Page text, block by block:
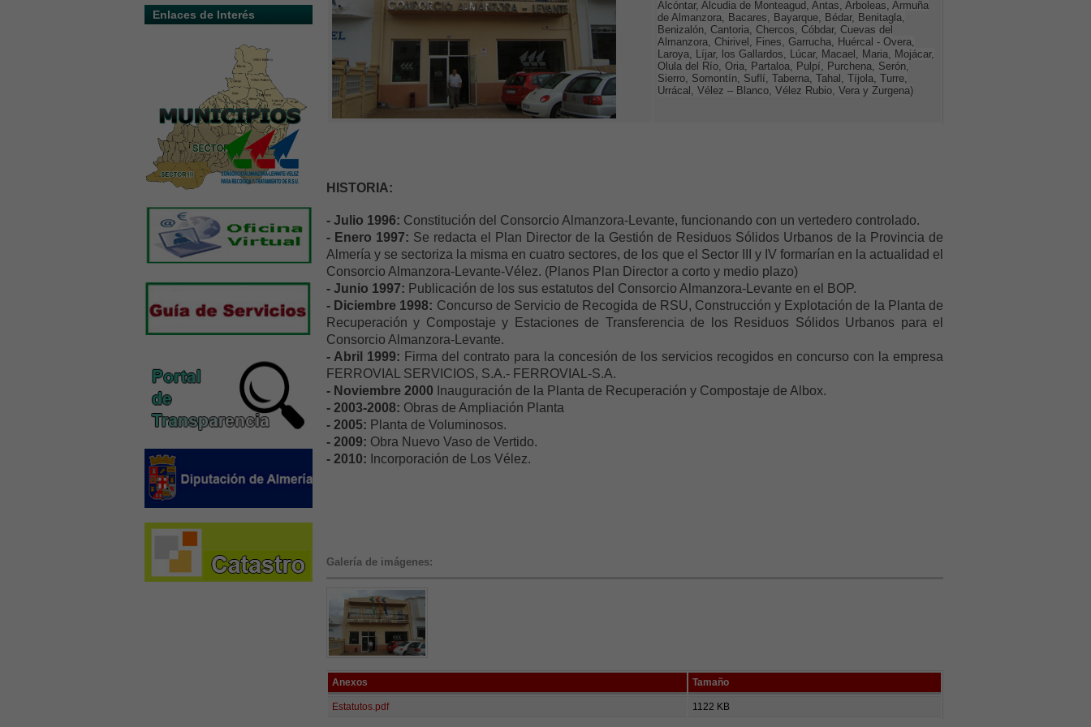
Enlaces de Interés
Alcóntar, Alcudia de Monteagud, Antas, Arboleas, Armuña
de Almanzora, Bacares, Bayarque, Bédar, Benitagla,
Benizalón, Cantoria, Chercos, Cóbdar, Cuevas del
Almanzora, Chirivel, Fines, Garrucha, Huércal - Overa,
Laroya, Líjar, los Gallardos, Lúcar, Macael, Maria, Mojácar,
Olula del Río, Oria, Partaloa, Pulpí, Purchena, Serón,
Sierro, Somontín, Suflí, Taberna, Tahal, Tíjola, Turre,
Urrácal, Vélez – Blanco, Vélez Rubio, Vera y Zurgena)
HISTORIA:
- Julio 1996: Constitución del Consorcio Almanzora-Levante, funcionando con un vertedero controlado.
- Enero 1997: Se redacta el Plan Director de la Gestión de Residuos Sólidos Urbanos de la Provincia de
Almería y se sectoriza la misma en cuatro sectores, de los que el Sector III y IV formarían en la actualidad el
Consorcio Almanzora-Levante-Vélez. (Planos Plan Director a corto y medio plazo)
- Junio 1997: Publicación de los sus estatutos del Consorcio Almanzora-Levante en el BOP.
- Diciembre 1998: Concurso de Servicio de Recogida de RSU, Construcción y Explotación de la Planta de
Recuperación y Compostaje y Estaciones de Transferencia de los Residuos Sólidos Urbanos para el
Consorcio Almanzora-Levante.
- Abril 1999: Firma del contrato para la concesión de los servicios recogidos en concurso con la empresa
FERROVIAL SERVICIOS, S.A.- FERROVIAL-S.A.
- Noviembre 2000 Inauguración de la Planta de Recuperación y Compostaje de Albox.
- 2003-2008: Obras de Ampliación Planta
- 2005: Planta de Voluminosos.
- 2009: Obra Nuevo Vaso de Vertido.
- 2010: Incorporación de Los Vélez.
Galería de imágenes:
Anexos Tamaño
Estatutos.pdf 1122 KB